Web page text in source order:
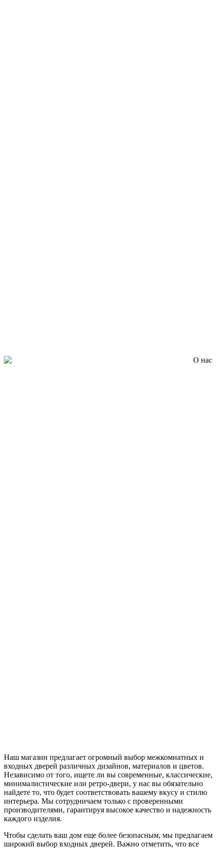
Наш магазин предлагает огромный выбор межкомнатных и
входных дверей различных дизайнов, материалов и цветов.
Независимо от того, ищете ли вы современные, классические,
минималистические или ретро-двери, у нас вы обязательно
найдете то, что будет соответствовать вашему вкусу и стилю
интерьера. Мы сотрудничаем только с проверенными
производителями, гарантируя высокое качество и надежность
каждого изделия.
Чтобы сделать ваш дом еще более безопасным, мы предлагаем
широкий выбор входных дверей. Важно отметить, что все